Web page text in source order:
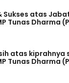
Sukses atas
Tunas Dharma
atas kiprahnya
Tunas Dharma